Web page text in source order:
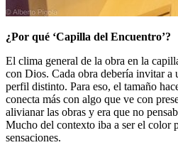
¿Por qué ‘Capilla del Encuentro’?
El clima general de la obra en la
con Dios. Cada obra debería invitar a
perfil distinto. Para eso, el tamaño
conecta más con algo que ve con
alivianar las obras y era que no
Mucho del contexto iba a ser el color
sensaciones.